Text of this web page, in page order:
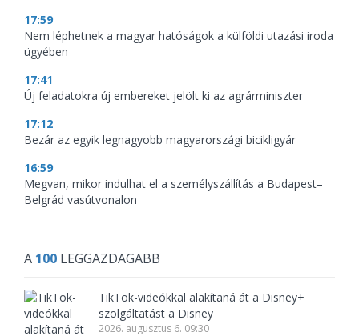
17:59
Nem léphetnek a magyar hatóságok a külföldi utazási iroda
ügyében
17:41
Új feladatokra új embereket jelölt ki az agrárminiszter
17:12
Bezár az egyik legnagyobb magyarországi bicikligyár
16:59
Megvan, mikor indulhat el a személyszállítás a Budapest–
Belgrád vasútvonalon
A 100 LEGGAZDAGABB
TikTok-videókkal alakítaná át a Disney+
szolgáltatást a Disney
2026. augusztus 6. 09:30